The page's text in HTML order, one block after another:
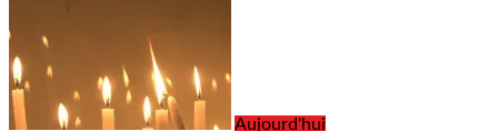
Aujourd'hui